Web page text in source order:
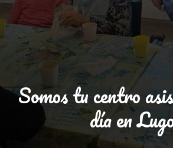
Somos tu centro
día en